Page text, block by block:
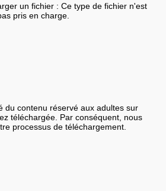
un fichier : Ce type de fichier n'est
pris en charge.
du contenu réservé aux adultes sur
téléchargée. Par conséquent, nous
processus de téléchargement.